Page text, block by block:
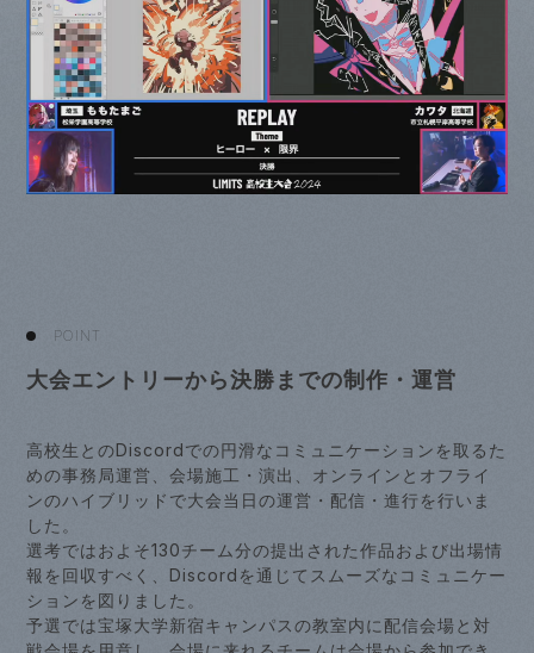
POINT
大会エントリーから決勝までの制作・運営
高校生とのDiscordでの円滑なコミュニケーションを取るた
めの事務局運営、会場施工・演出、オンラインとオフライ
ンのハイブリッドで大会当日の運営・配信・進行を行いま
した。
選考ではおよそ130チーム分の提出された作品および出場情
報を回収すべく、Discordを通じてスムーズなコミュニケー
ションを図りました。
予選では宝塚大学新宿キャンパスの教室内に配信会場と対